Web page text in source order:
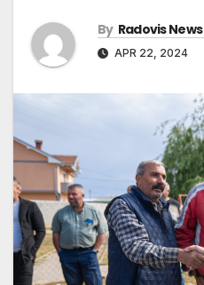
By Radovis News
APR 22, 2024